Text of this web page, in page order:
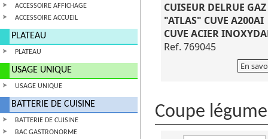
ACCESSOIRE AFFICHAGE
ACCESSOIRE ACCUEIL
PLATEAU
PLATEAU
USAGE UNIQUE
USAGE UNIQUE
BATTERIE DE CUISINE
BATTERIE DE CUISINE
BAC GASTRONORME
CUISEUR DELRUE GAZ
"ATLAS" CUVE A200AI
CUVE ACIER
Ref. 769045
En
Coupe légume